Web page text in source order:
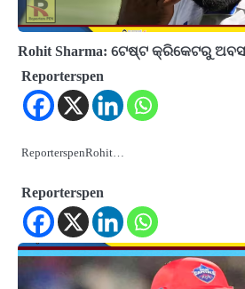
Rohit Sharma: ଟେଷ୍ଟ କ୍ରିକେଟରୁ
Reporterspen
ReporterspenRohit…
Reporterspen